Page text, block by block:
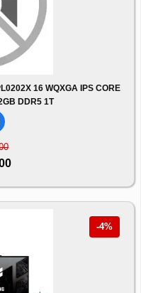
16 WQXGA IPS CORE
DDR5 1T
-4%